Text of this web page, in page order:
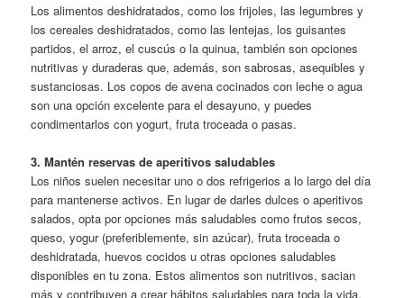
Los alimentos deshidratados, como los frijoles, las legumbres y
los cereales deshidratados, como las lentejas, los guisantes
partidos, el arroz, el cuscús o la quinua, también son opciones
nutritivas y duraderas que, además, son sabrosas, asequibles y
sustanciosas. Los copos de avena cocinados con leche o agua
son una opción excelente para el desayuno, y puedes
condimentarlos con yogurt, fruta troceada o pasas.
3. Mantén reservas de aperitivos saludables
Los niños suelen necesitar uno o dos refrigerios a lo largo del día
para mantenerse activos. En lugar de darles dulces o aperitivos
salados, opta por opciones más saludables como frutos secos,
queso, yogur (preferiblemente, sin azúcar), fruta troceada o
deshidratada, huevos cocidos u otras opciones saludables
disponibles en tu zona. Estos alimentos son nutritivos, sacian
más y contribuyen a crear hábitos saludables para toda la vida.